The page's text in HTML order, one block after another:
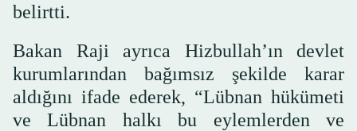
belirtti.
Bakan Raji ayrıca Hizbullah’ın devlet
kurumlarından bağımsız şekilde karar
aldığını ifade ederek, “Lübnan hükümeti
ve Lübnan halkı bu eylemlerden ve